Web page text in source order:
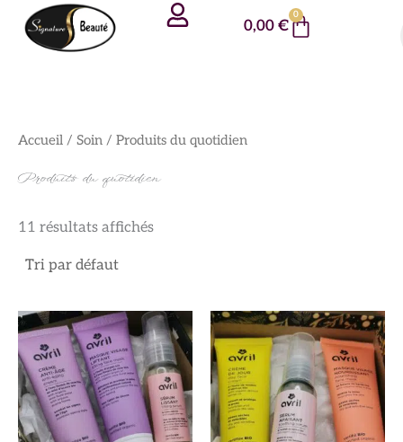
Aller
0,00€
0
Panier
Accueil / Soin / Produits du quotidien
Produits du quotidien
11 résultats affichés
Panneau de gestion des cookies